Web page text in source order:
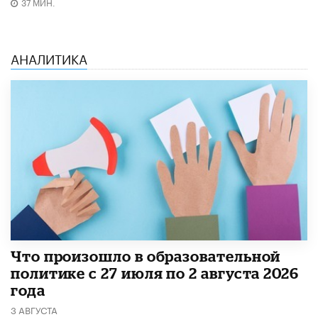
АНАЛИТИКА
​Что произошло в образовательной
политике с 27 июля по 2 августа 2026
года
3 АВГУСТА